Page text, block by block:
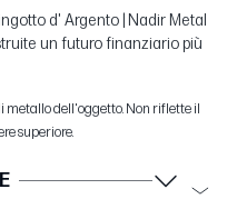
d' Argento | Nadir Metal
un futuro finanziario più
metallo dell'oggetto. Non riflette il
superiore.